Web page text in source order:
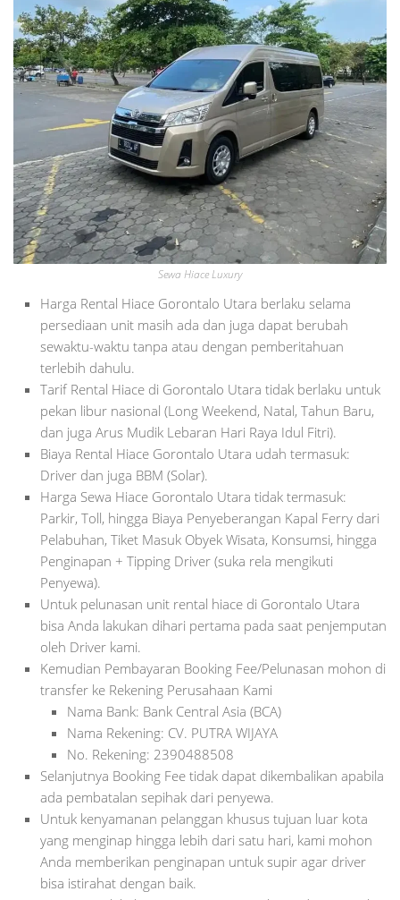
Sewa Hiace Luxury
Harga Rental Hiace Gorontalo Utara berlaku selama
persediaan unit masih ada dan juga dapat berubah
sewaktu-waktu tanpa atau dengan pemberitahuan
terlebih dahulu.
Tarif Rental Hiace di Gorontalo Utara tidak berlaku untuk
pekan libur nasional (Long Weekend, Natal, Tahun Baru,
dan juga Arus Mudik Lebaran Hari Raya Idul Fitri).
Biaya Rental Hiace Gorontalo Utara udah termasuk:
Driver dan juga BBM (Solar).
Harga Sewa Hiace Gorontalo Utara tidak termasuk:
Parkir, Toll, hingga Biaya Penyeberangan Kapal Ferry dari
Pelabuhan, Tiket Masuk Obyek Wisata, Konsumsi, hingga
Penginapan + Tipping Driver (suka rela mengikuti
Penyewa).
Untuk pelunasan unit rental hiace di Gorontalo Utara
bisa Anda lakukan dihari pertama pada saat penjemputan
oleh Driver kami.
Kemudian Pembayaran Booking Fee/Pelunasan mohon di
transfer ke Rekening Perusahaan Kami
Nama Bank: Bank Central Asia (BCA)
Nama Rekening: CV. PUTRA WIJAYA
No. Rekening: 2390488508
Selanjutnya Booking Fee tidak dapat dikembalikan apabila
ada pembatalan sepihak dari penyewa.
Untuk kenyamanan pelanggan khusus tujuan luar kota
yang menginap hingga lebih dari satu hari, kami mohon
Anda memberikan penginapan untuk supir agar driver
bisa istirahat dengan baik.